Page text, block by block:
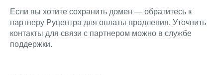
Если вы хотите сохранить домен — обратитесь к
партнеру Руцентра для оплаты продления. Уточнить
контакты для связи с партнером можно в службе
поддержки.